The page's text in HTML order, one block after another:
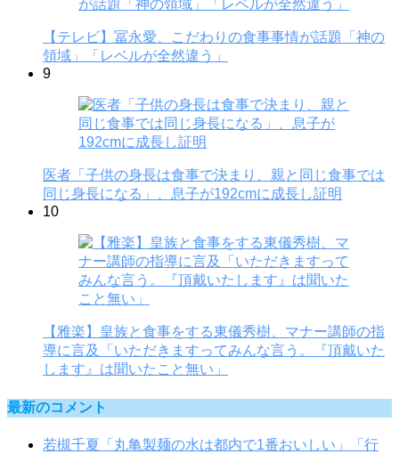
【テレビ】冨永愛、こだわりの食事事情が話題「神の
領域」「レベルが全然違う」
9
医者「子供の身長は食事で決まり、親と同じ食事では
同じ身長になる」、息子が192cmに成長し証明
10
【雅楽】皇族と食事をする東儀秀樹、マナー講師の指
導に言及「いただきますってみんな言う。『頂戴いた
します』は聞いたこと無い」
最新のコメント
若槻千夏「丸亀製麺の水は都内で1番おいしい」「行